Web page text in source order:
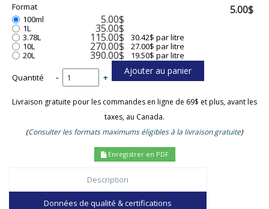
Format
100ml
5.00$
1L 35.00$
3.78L 115.00$
30.42$ par litre
10L
270.00$
27.00$ par litre
20L
390.00$ 19.50$ par litre
Quantité - +
5.00$
Livraison gratuite pour les commandes en ligne de 69$ et plus, avant les
taxes, au Canada.
(Consulter les formats maximums éligibles à la livraison gratuite)
Enregistrer en PDF
Description
Données de qualité & certifications